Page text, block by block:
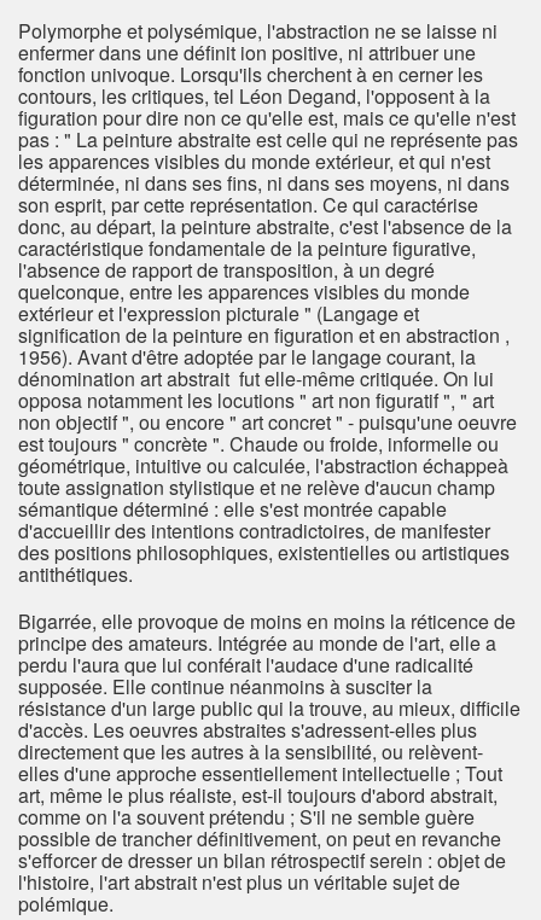
Polymorphe et polysémique, l'abstraction ne se laisse ni
enfermer dans une définit ion positive, ni attribuer une
fonction univoque. Lorsqu'ils cherchent à en cerner les
contours, les critiques, tel Léon Degand, l'opposent à la
figuration pour dire non ce qu'elle est, mais ce qu'elle n'est
pas : " La peinture abstraite est celle qui ne représente pas
les apparences visibles du monde extérieur, et qui n'est
déterminée, ni dans ses fins, ni dans ses moyens, ni dans
son esprit, par cette représentation. Ce qui caractérise
donc, au départ, la peinture abstraite, c'est l'absence de la
caractéristique fondamentale de la peinture figurative,
l'absence de rapport de transposition, à un degré
quelconque, entre les apparences visibles du monde
extérieur et l'expression picturale " (Langage et
signification de la peinture en figuration et en abstraction ,
1956). Avant d'être adoptée par le langage courant, la
dénomination art abstrait fut elle-même critiquée. On lui
opposa notamment les locutions " art non figuratif ", " art
non objectif ", ou encore " art concret " - puisqu'une oeuvre
est toujours " concrète ". Chaude ou froide, informelle ou
géométrique, intuitive ou calculée, l'abstraction échappeà
toute assignation stylistique et ne relève d'aucun champ
sémantique déterminé : elle s'est montrée capable
d'accueillir des intentions contradictoires, de manifester
des positions philosophiques, existentielles ou artistiques
antithétiques.
Bigarrée, elle provoque de moins en moins la réticence de
principe des amateurs. Intégrée au monde de l'art, elle a
perdu l'aura que lui conférait l'audace d'une radicalité
supposée. Elle continue néanmoins à susciter la
résistance d'un large public qui la trouve, au mieux, difficile
d'accès. Les oeuvres abstraites s'adressent-elles plus
directement que les autres à la sensibilité, ou relèvent-
elles d'une approche essentiellement intellectuelle ; Tout
art, même le plus réaliste, est-il toujours d'abord abstrait,
comme on l'a souvent prétendu ; S'il ne semble guère
possible de trancher définitivement, on peut en revanche
s'efforcer de dresser un bilan rétrospectif serein : objet de
l'histoire, l'art abstrait n'est plus un véritable sujet de
polémique.